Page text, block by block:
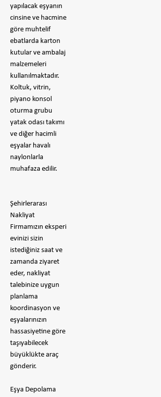
yapılacak eşyanın
cinsine ve hacmine
göre muhtelif
ebatlarda karton
kutular ve ambalaj
malzemeleri
kullanılmaktadır.
Koltuk, vitrin,
piyano konsol
oturma grubu
yatak odası takımı
ve diğer hacimli
eşyalar havalı
naylonlarla
muhafaza edilir.
Şehirlerarası
Nakliyat
Firmamızın eksperi
evinizi sizin
istediğiniz saat ve
zamanda ziyaret
eder, nakliyat
talebinize uygun
planlama
koordinasyon ve
eşyalarınızın
hassasiyetine göre
taşıyabilecek
büyüklükte araç
gönderir.
Eşya Depolama